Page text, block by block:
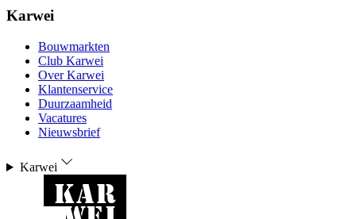
Karwei
Bouwmarkten
Club Karwei
Over Karwei
Klantenservice
Duurzaamheid
Vacatures
Nieuwsbrief
Karwei